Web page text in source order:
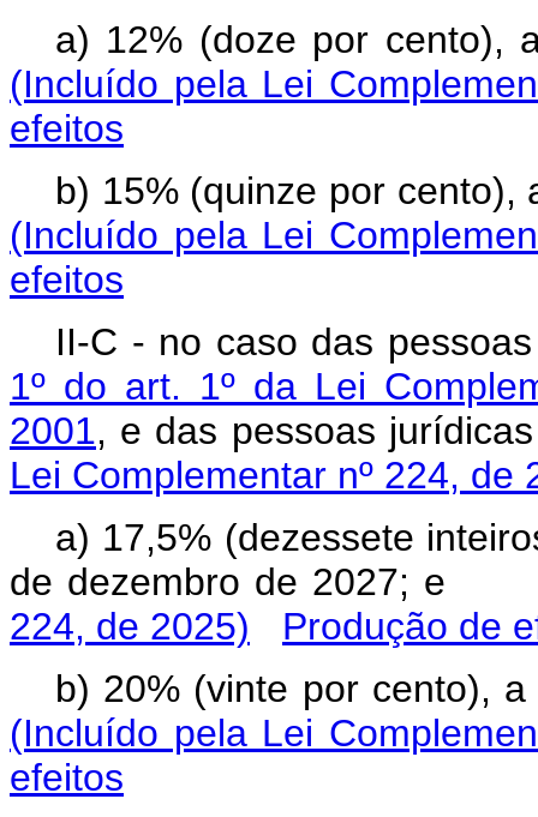
a) 12% (doze por
(Incluído pela Lei
efeitos
b) 15% (quinze por
(Incluído pela Lei
efeitos
II-C - no caso das
1º do art. 1º da Lei
2001, e das pessoas
Lei Complementar nº 224, de
a) 17,5% (dezessete
de dezembro de 2027;
224, de 2025)
Produção de
b) 20% (vinte por
(Incluído pela Lei
efeitos